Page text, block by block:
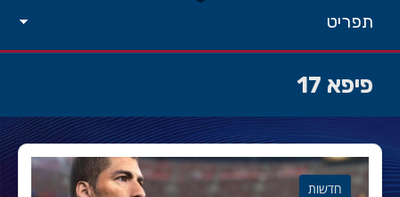
תפריט
פיפא 17
חדשות